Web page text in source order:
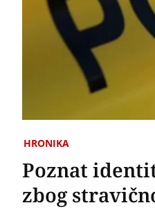
HRONIKA
Poznat
zbog